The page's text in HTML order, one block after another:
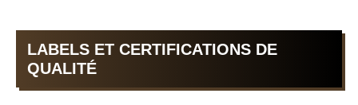
LABELS ET CERTIFICATIONS DE
QUALITÉ